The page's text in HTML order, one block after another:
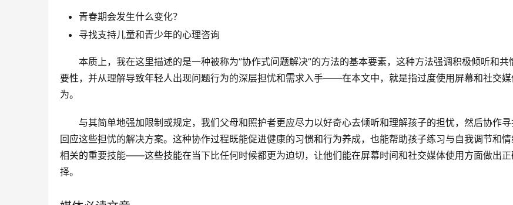
青春期会发生什么变化？
寻找支持儿童和青少年的心理咨询
本质上，我在这里描述的是一种被称为”协作式问题解决”的方法的基本要素，这种方法强调积极倾听和共
要性，并从理解导致年轻人出现问题行为的深层担忧和需求入手——在本文中，就是指过度使用屏幕和社交
为。
与其简单地强加限制或规定，我们父母和照护者更应尽力以好奇心去倾听和理解孩子的担忧，然后协作
回应这些担忧的解决方案。这种协作过程既能促进健康的习惯和行为养成，也能帮助孩子练习与自我调节和
相关的重要技能——这些技能在当下比任何时候都更为迫切，让他们能在屏幕时间和社交媒体使用方面做出
择。